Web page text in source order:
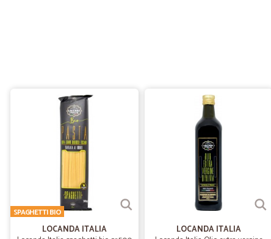
LOCANDA ITALIA
SPAGHETTI BIO
LOCANDA ITALIA